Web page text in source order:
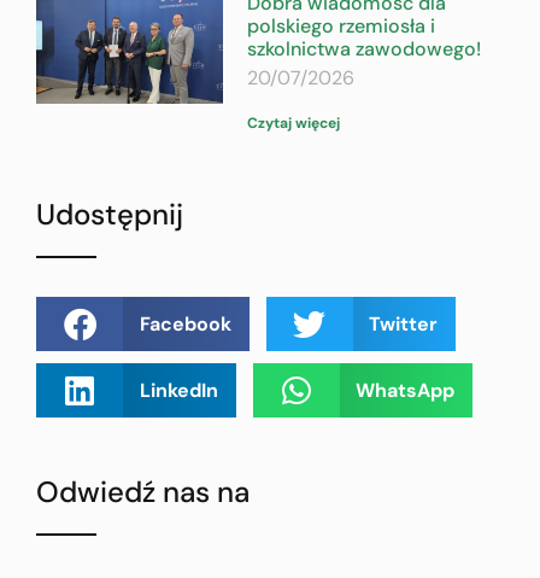
polskiego rzemiosła i
szkolnictwa zawodowego!
20/07/2026
Czytaj więcej
Udostępnij
Facebook Twitter
LinkedIn WhatsApp
Odwiedź nas na